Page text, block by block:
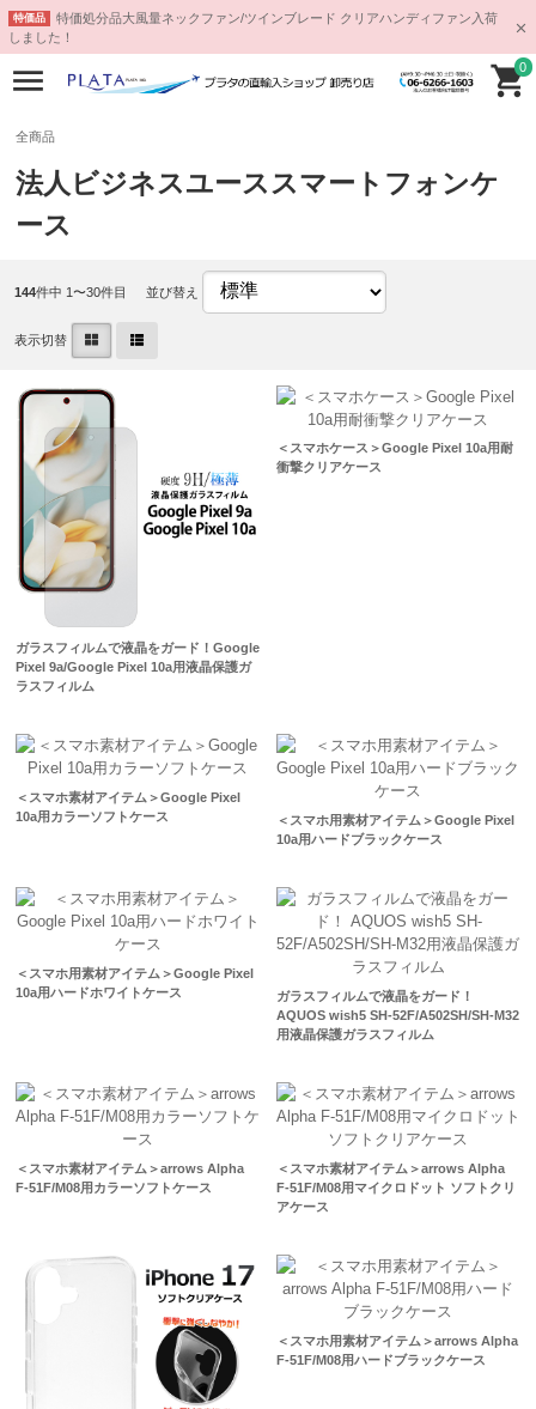
特価品
特価処分品大風量ネックファン/ツインブレード クリアハンディファン入荷
しました！
0
全商品
法人ビジネスユーススマートフォンケ
ース
144件中 1〜30件目 並び替え
表示切替
ガラスフィルムで液晶をガード！Google
Pixel 9a/Google Pixel 10a用液晶保護ガ
ラスフィルム
＜スマホケース＞Google Pixel 10a用耐
衝撃クリアケース
＜スマホ素材アイテム＞Google Pixel
10a用カラーソフトケース
＜スマホ用素材アイテム＞Google Pixel
10a用ハードブラックケース
＜スマホ用素材アイテム＞Google Pixel
10a用ハードホワイトケース
ガラスフィルムで液晶をガード！
AQUOS wish5 SH-52F/A502SH/SH-M32
用液晶保護ガラスフィルム
＜スマホ素材アイテム＞arrows Alpha
F-51F/M08用カラーソフトケース
＜スマホ素材アイテム＞arrows Alpha
F-51F/M08用マイクロドット ソフトクリ
アケース
＜スマホ用素材アイテム＞arrows Alpha
F-51F/M08用ハードブラックケース